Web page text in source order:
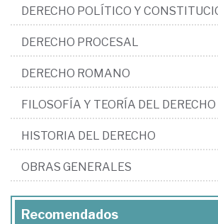
DERECHO POLÍTICO Y
DERECHO PROCESAL
DERECHO ROMANO
FILOSOFÍA Y TEORÍA DEL DERECHO
HISTORIA DEL DERECHO
OBRAS GENERALES
Recomendados